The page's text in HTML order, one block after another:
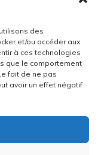
des
et/ou accéder aux
à ces technologies
que le comportement
fait de ne pas
avoir un effet négatif